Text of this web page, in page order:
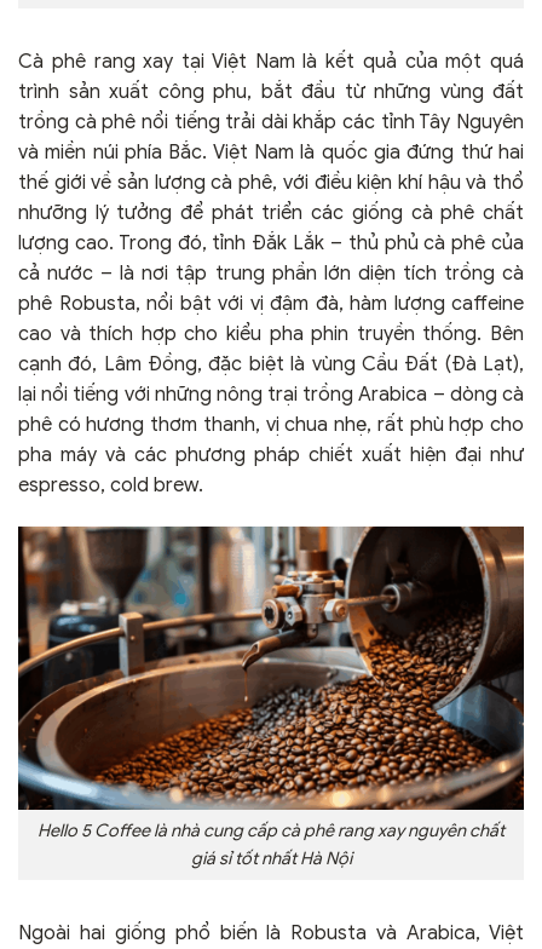
Cà phê rang xay tại Việt Nam là kết quả của một quá
trình sản xuất công phu, bắt đầu từ những vùng đất
trồng cà phê nổi tiếng trải dài khắp các tỉnh Tây Nguyên
và miền núi phía Bắc. Việt Nam là quốc gia đứng thứ hai
thế giới về sản lượng cà phê, với điều kiện khí hậu và thổ
nhưỡng lý tưởng để phát triển các giống cà phê chất
lượng cao. Trong đó, tỉnh Đắk Lắk – thủ phủ cà phê của
cả nước – là nơi tập trung phần lớn diện tích trồng cà
phê Robusta, nổi bật với vị đậm đà, hàm lượng caffeine
cao và thích hợp cho kiểu pha phin truyền thống. Bên
cạnh đó, Lâm Đồng, đặc biệt là vùng Cầu Đất (Đà Lạt),
lại nổi tiếng với những nông trại trồng Arabica – dòng cà
phê có hương thơm thanh, vị chua nhẹ, rất phù hợp cho
pha máy và các phương pháp chiết xuất hiện đại như
espresso, cold brew.
Hello 5 Coffee là nhà cung cấp cà phê rang xay nguyên chất
giá sỉ tốt nhất Hà Nội
Ngoài hai giống phổ biến là Robusta và Arabica, Việt